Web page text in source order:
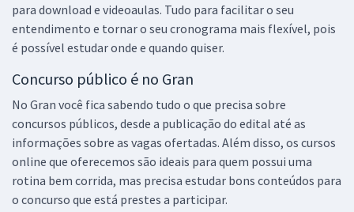
para download e videoaulas. Tudo para facilitar o seu
entendimento e tornar o seu cronograma mais flexível, pois
é possível estudar onde e quando quiser.
Concurso público é no Gran
No Gran você fica sabendo tudo o que precisa sobre
concursos públicos, desde a publicação do edital até as
informações sobre as vagas ofertadas. Além disso, os cursos
online que oferecemos são ideais para quem possui uma
rotina bem corrida, mas precisa estudar bons conteúdos para
o concurso que está prestes a participar.